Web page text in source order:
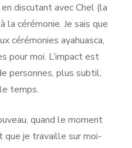
en discutant avec Chel (la
la cérémonie. Je sais que
cérémonies ayahuasca,
pour moi. L’impact est
personnes, plus subtil,
temps.
quand le moment
que je travaille sur moi-